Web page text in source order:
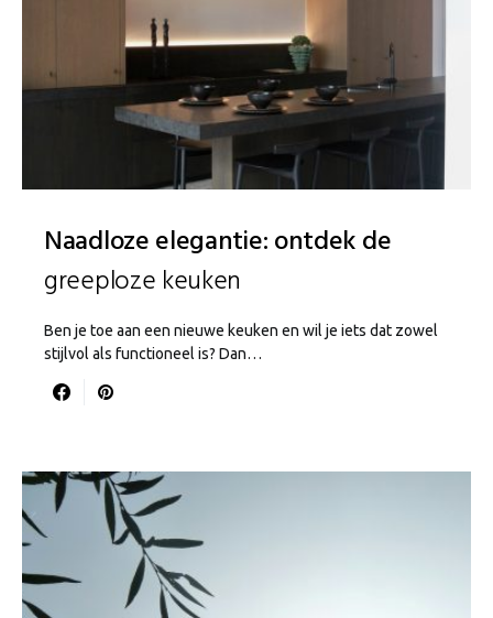
Naadloze elegantie: ontdek de
greeploze keuken
Ben je toe aan een nieuwe keuken en wil je iets dat zowel
stijlvol als functioneel is? Dan…